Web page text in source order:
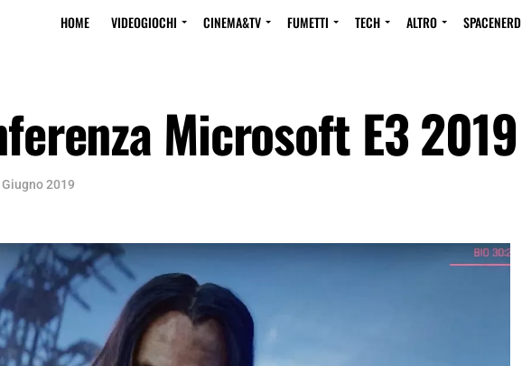
HOME VIDEOGIOCHI CINEMA&TV FUMETTI TECH ALTRO SPACENERD
Microsoft E3 2019
Giugno 2019